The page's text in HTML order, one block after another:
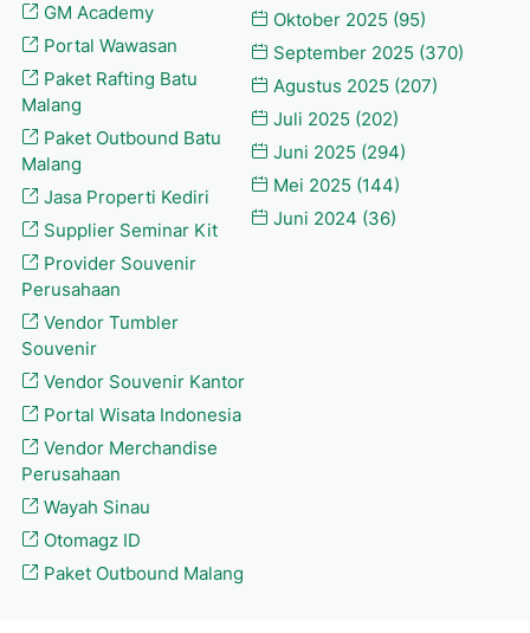
GM Academy
Portal Wawasan
Paket Rafting Batu
Malang
Paket Outbound Batu
Malang
Jasa Properti Kediri
Supplier Seminar Kit
Provider Souvenir
Perusahaan
Vendor Tumbler
Souvenir
Vendor Souvenir Kantor
Portal Wisata Indonesia
Vendor Merchandise
Perusahaan
Wayah Sinau
Otomagz ID
Paket Outbound Malang
Oktober 2025 (95)
September 2025 (370)
Agustus 2025 (207)
Juli 2025 (202)
Juni 2025 (294)
Mei 2025 (144)
Juni 2024 (36)